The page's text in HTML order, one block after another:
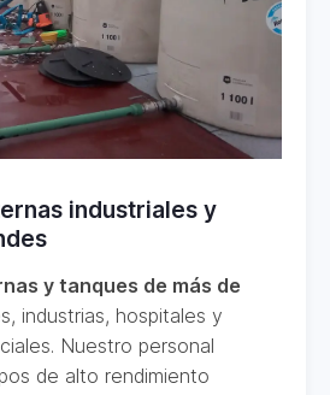
industriales y
y tanques de más de
industrias, hospitales y
Nuestro personal
de alto rendimiento